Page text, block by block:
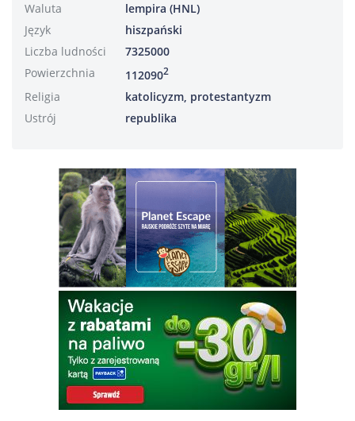
Waluta
lempira (HNL)
Język
hiszpański
Liczba ludności
7325000
Powierzchnia
1120902
Religia
katolicyzm, protestantyzm
Ustrój
republika